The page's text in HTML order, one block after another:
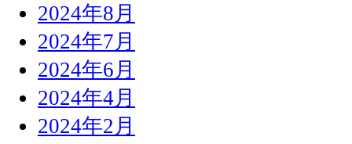
2024年8月
2024年7月
2024年6月
2024年4月
2024年2月